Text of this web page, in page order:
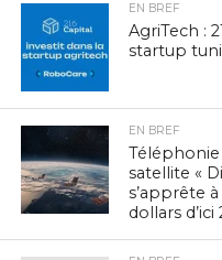
EN BREF
AgriTech :
startup
EN BREF
satellite «
s’apprête
dollars d’ici